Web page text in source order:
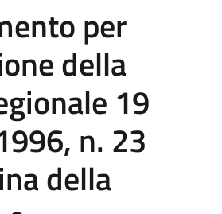
per
della
19
n. 23
della